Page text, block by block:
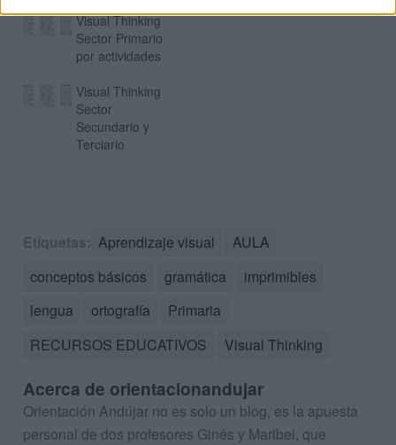
Visual Thinking
Sector Primario
por actividades
Visual Thinking
Sector
Secundario y
Terciario
Etiquetas: Aprendizaje visual
AULA
conceptos básicos
gramática
imprimibles
lengua
ortografía
Primaria
RECURSOS EDUCATIVOS
Visual Thinking
Acerca de orientacionandujar
Orientación Andújar no es solo un blog, es la apuesta
personal de dos profesores Ginés y Maribel, que